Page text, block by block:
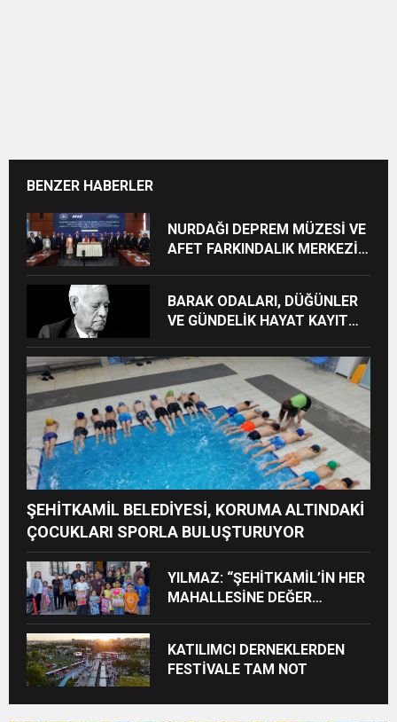
BENZER HABERLER
NURDAĞI DEPREM MÜZESİ VE
AFET FARKINDALIK MERKEZİ
BARAK ODALARI, DÜĞÜNLER
VE GÜNDELİK HAYAT KAYIT
ŞEHİTKAMİL BELEDİYESİ, KORUMA ALTINDAKİ
ÇOCUKLARI SPORLA BULUŞTURUYOR
YILMAZ: “ŞEHİTKAMİL’İN HER
MAHALLESİNE DEĞER
KATILIMCI DERNEKLERDEN
FESTİVALE TAM NOT